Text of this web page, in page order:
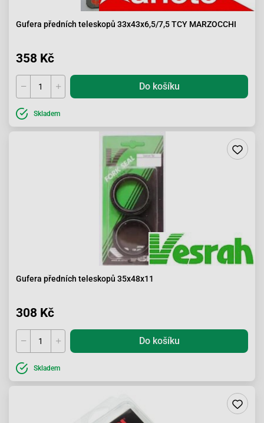
Gufera předních teleskopů 33x43x6,5/7,5 TCY MARZOCCHI
358 Kč
Do košíku
Skladem
Gufera předních teleskopů 35x48x11
308 Kč
Do košíku
Skladem